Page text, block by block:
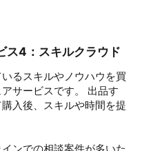
ス4：スキルクラウド
るスキルやノウハウを買
サービスです。 出品す
入後、スキルや時間を提